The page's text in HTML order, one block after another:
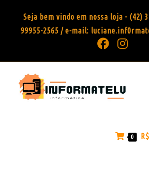
Seja bem vindo em nossa loja - (42)
99955-2565 / e-mail:
0 R$